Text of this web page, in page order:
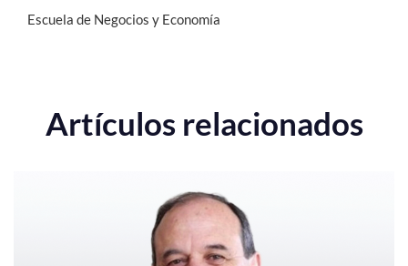
Escuela de Negocios y Economía
Artículos relacionados